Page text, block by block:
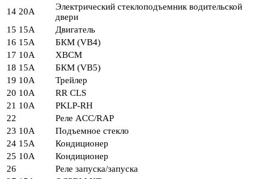
14 20А
Электрический стеклоподъемник водительской
двери
15 15А
Двигатель
16 15А
БКМ (VB4)
17 10А
XBCM
18 15А
БКМ (VB5)
19 10А
Трейлер
20 10А
RR CLS
21 10А
PKLP-RH
22
Реле ACC/RAP
23 10А
Подъемное стекло
24 15А
Кондиционер
25 10А
Кондиционер
26
Реле запуска/запуска